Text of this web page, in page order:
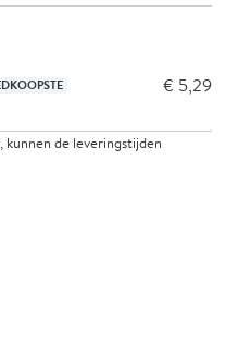
€ 5,29
de leveringstijden